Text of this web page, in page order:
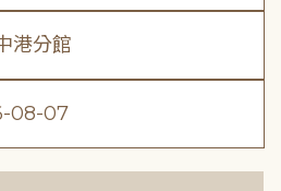
港分館
08-07